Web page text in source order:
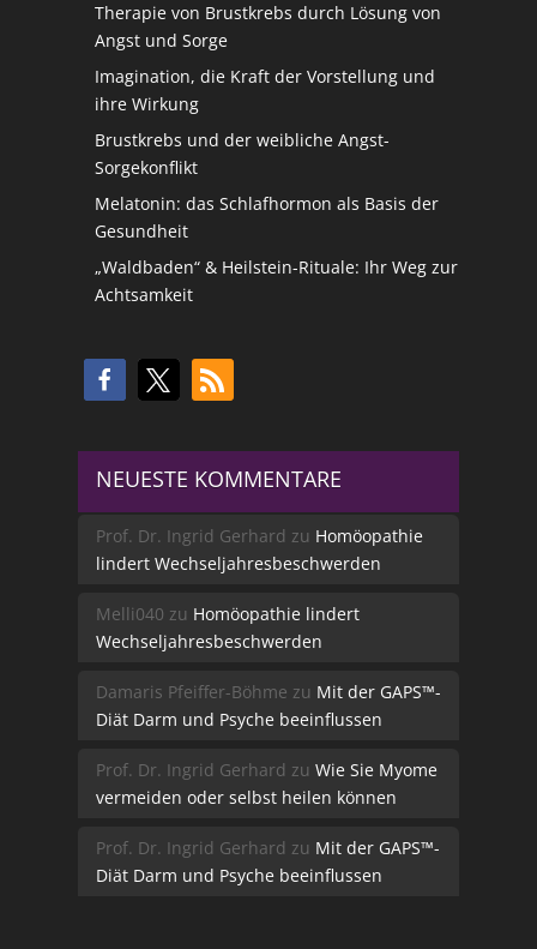
Therapie von Brustkrebs durch Lösung von
Angst und Sorge
Imagination, die Kraft der Vorstellung und
ihre Wirkung
Brustkrebs und der weibliche Angst-
Sorgekonflikt
Melatonin: das Schlafhormon als Basis der
Gesundheit
„Waldbaden“ & Heilstein-Rituale: Ihr Weg zur
Achtsamkeit
NEUESTE KOMMENTARE
Prof. Dr. Ingrid Gerhard zu Homöopathie
lindert Wechseljahresbeschwerden
Melli040 zu Homöopathie lindert
Wechseljahresbeschwerden
Damaris Pfeiffer-Böhme zu Mit der GAPS™-
Diät Darm und Psyche beeinflussen
Prof. Dr. Ingrid Gerhard zu Wie Sie Myome
vermeiden oder selbst heilen können
Prof. Dr. Ingrid Gerhard zu Mit der GAPS™-
Diät Darm und Psyche beeinflussen